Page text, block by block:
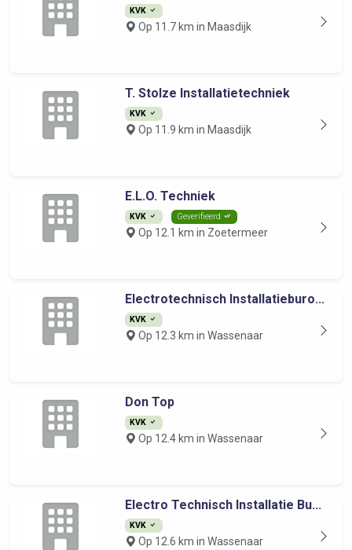
KVK
Op 11.7 km in Maasdijk
T. Stolze Installatietechniek
KVK
Op 11.9 km in Maasdijk
E.L.O. Techniek
KVK Geverifieerd
Op 12.1 km in Zoetermeer
Electrotechnisch Installatieburo...
KVK
Op 12.3 km in Wassenaar
Don Top
KVK
Op 12.4 km in Wassenaar
Electro Technisch Installatie Bu...
KVK
Op 12.6 km in Wassenaar